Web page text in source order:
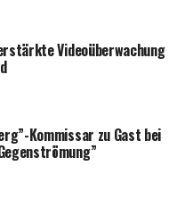
Video­über­wa­chung
Kommissar zu Gast bei